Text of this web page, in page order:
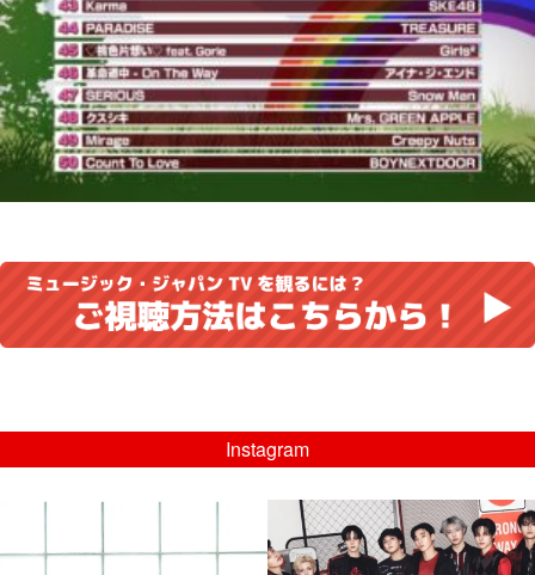
Instagram
💡8/5(水)特番放送！
...
musicjapantv
💡08/05(水)23:00特番放送！
...